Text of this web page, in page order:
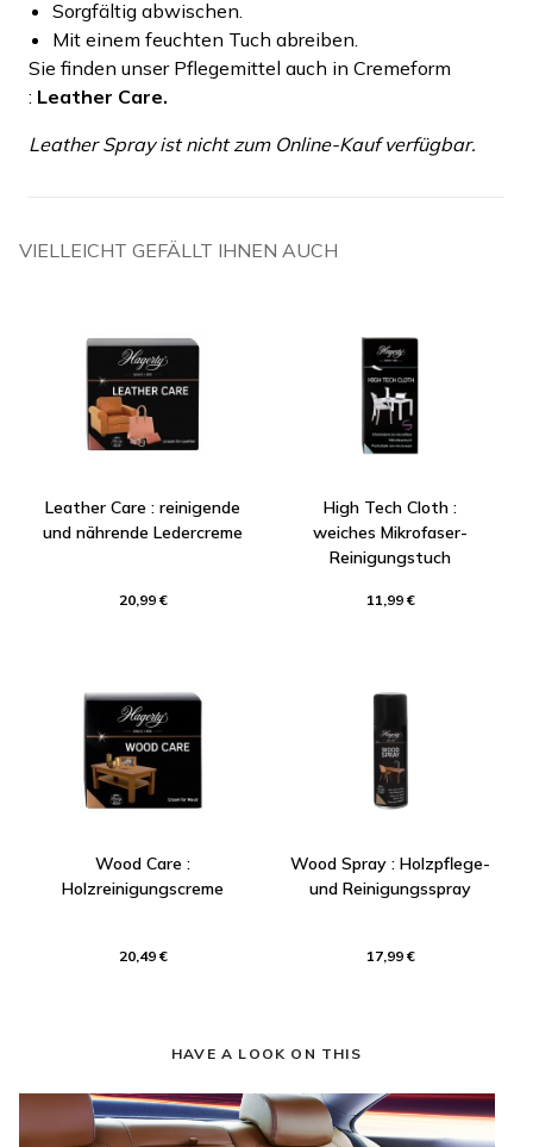
Sorgfältig abwischen.
Mit einem feuchten Tuch abreiben.
Sie finden unser Pflegemittel auch in Cremeform
: Leather Care.
Leather Spray ist nicht zum Online-Kauf verfügbar.
VIELLEICHT GEFÄLLT IHNEN AUCH
Leather Care : reinigende
und nährende Ledercreme
20,99 €
High Tech Cloth :
weiches Mikrofaser-
Reinigungstuch
11,99 €
Wood Care :
Holzreinigungscreme
20,49 €
Wood Spray : Holzpflege-
und Reinigungsspray
17,99 €
HAVE A LOOK ON THIS